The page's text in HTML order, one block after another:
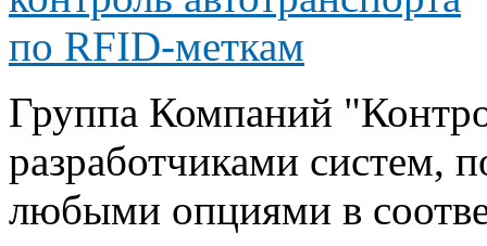
Группа Компаний
разработчиками систем,
любыми опциями в